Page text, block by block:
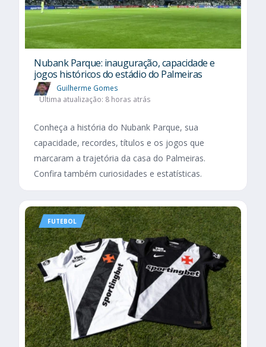
Nubank Parque: inauguração, capacidade e
jogos históricos do estádio do Palmeiras
Guilherme Gomes
Última atualização: 8 horas atrás
Conheça a história do Nubank Parque, sua
capacidade, recordes, títulos e os jogos que
marcaram a trajetória da casa do Palmeiras.
Confira também curiosidades e estatísticas.
FUTEBOL